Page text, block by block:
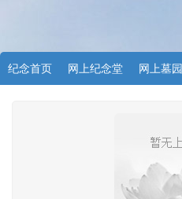
纪念首页 网上纪念堂 网上墓园